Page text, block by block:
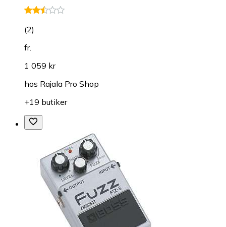
(2)
fr.
1 059 kr
hos Rajala Pro Shop
+19 butiker